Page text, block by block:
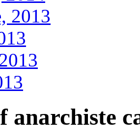
2013
anarchiste